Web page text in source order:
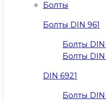
Болты
Болты DIN 961
Болты
Болты
DIN 6921
Болты